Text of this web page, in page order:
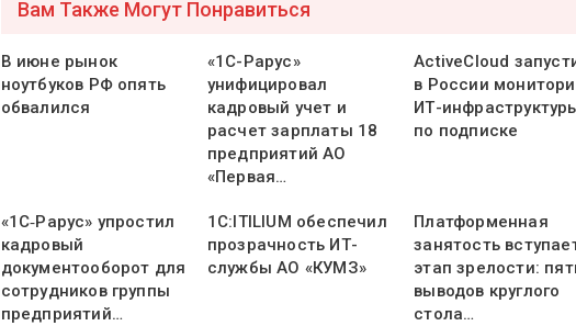
Вам Также Могут Понравиться
В июне рынок
ноутбуков РФ опять
обвалился
«1С-Рарус»
унифицировал
кадровый учет и
расчет зарплаты 18
предприятий АО
«Первая…
ActiveCloud
в России
ИТ-
по подписке
«1С‑Рарус» упростил
кадровый
документооборот для
сотрудников группы
предприятий…
1С:ITILIUM обеспечил
прозрачность ИТ-
службы АО «КУМЗ»
Платформенная
занятость
этап зрелости:
выводов круглого
стола…